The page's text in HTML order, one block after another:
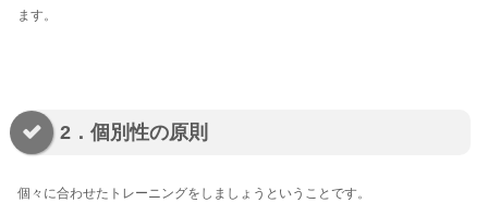
ます。
2．個別性の原則
個々に合わせたトレーニングをしましょうということです。